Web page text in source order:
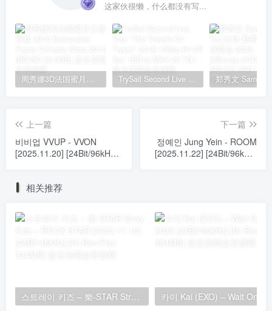
这家伙很懒，什么都没有写...
周秀娜3D法国蜜月之旅写真 2010 Eyescream Fiesta Chrissie Chau 2010 [BDISO 22.9GB] TrySail Second Live Tour “The Travels Of Trysail” 2018 1080p Hi10P flac《BDrip MKV 20.7G》
上一篇
비비업 VVUP - VVON
[2025.11.20] [24Bit/96kHz]
下一篇
정예인 Jung Yein - ROOM
[2025.11.22] [24Bit/96kHz]
相关推荐
스트레이 키즈 – 樂-STAR Stray Kids – ROCK-STAR [2023.11.10] [24Bit/48kHz] [Hi-Res Flac 324MB]